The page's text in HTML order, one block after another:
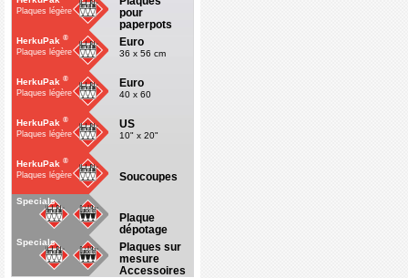
Plaques légère
pour
paperpots
HerkuPak ®
Plaques légère
Euro
36 x 56 cm
HerkuPak ®
Plaques légère
Euro
40 x 60
HerkuPak ®
Plaques légère
US
10" x 20"
HerkuPak ®
Plaques légère
Soucoupes
Specials
Plaque
dépotage
Specials
Plaques sur
mesure
Accessoires